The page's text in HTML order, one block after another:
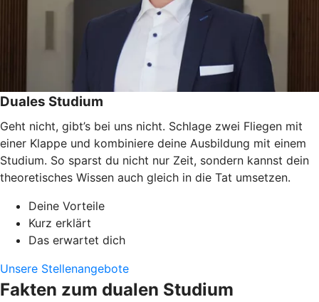
Duales Studium
Geht nicht, gibt’s bei uns nicht. Schlage zwei Fliegen mit
einer Klappe und kombiniere deine Ausbildung mit einem
Studium. So sparst du nicht nur Zeit, sondern kannst dein
theoretisches Wissen auch gleich in die Tat umsetzen.
Deine Vorteile
Kurz erklärt
Das erwartet dich
Unsere Stellenangebote
Fakten zum dualen Studium